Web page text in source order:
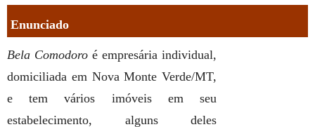
Enunciado
Bela Comodoro é empresária individual,
domiciliada em Nova Monte Verde/MT,
e tem vários imóveis em seu
estabelecimento, alguns deles